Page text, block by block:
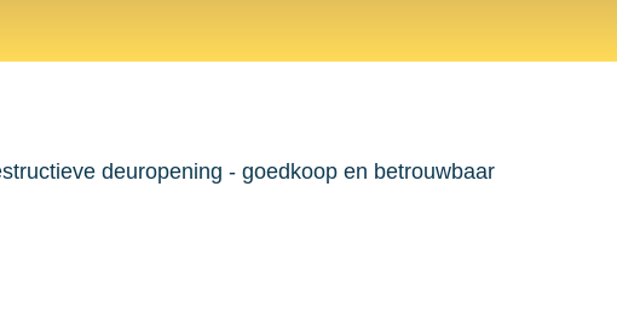
deuropening - goedkoop en betrouwbaar